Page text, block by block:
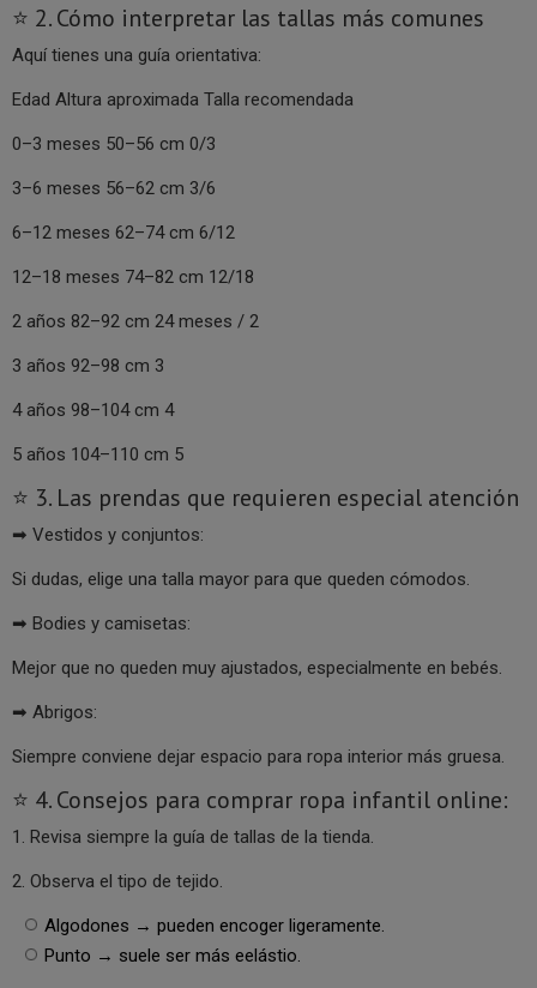
⭐ 2. Cómo interpretar las tallas más comunes
Aquí tienes una guía orientativa:
Edad Altura aproximada Talla recomendada
0–3 meses 50–56 cm 0/3
3–6 meses 56–62 cm 3/6
6–12 meses 62–74 cm 6/12
12–18 meses 74–82 cm 12/18
2 años 82–92 cm 24 meses / 2
3 años 92–98 cm 3
4 años 98–104 cm 4
5 años 104–110 cm 5
⭐ 3. Las prendas que requieren especial atención
➡ Vestidos y conjuntos:
Si dudas, elige una talla mayor para que queden cómodos.
➡ Bodies y camisetas:
Mejor que no queden muy ajustados, especialmente en bebés.
➡ Abrigos:
Siempre conviene dejar espacio para ropa interior más gruesa.
⭐ 4. Consejos para comprar ropa infantil online:
1. Revisa siempre la guía de tallas de la tienda.
2. Observa el tipo de tejido.
Algodones → pueden encoger ligeramente.
Punto → suele ser más eelástio.